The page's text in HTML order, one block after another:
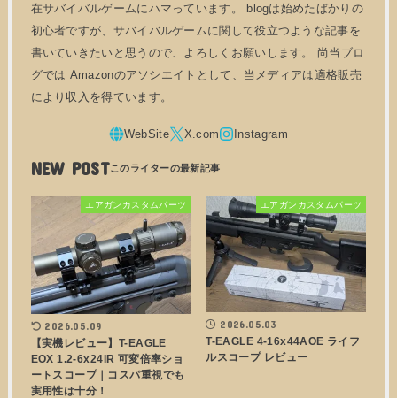
在サバイバルゲームにハマっています。 blogは始めたばかりの
初心者ですが、サバイバルゲームに関して役立つような記事を
書いていきたいと思うので、よろしくお願いします。 尚当ブロ
グでは Amazonのアソシエイトとして、当メディアは適格販売
により収入を得ています。
NEW POST
エアガンカスタムパーツ
2026.05.09
【実機レビュー】T-EAGLE
EOX 1.2-6x24IR 可変倍率ショ
ートスコープ｜コスパ重視でも
実用性は十分！
エアガンカスタムパーツ
2026.05.03
T-EAGLE 4-16x44AOE ライフ
ルスコープ レビュー